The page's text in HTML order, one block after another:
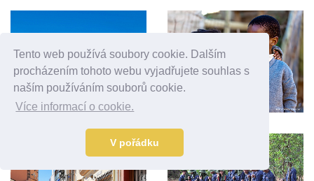
Tento web používá soubory cookie. Dalším
procházením tohoto webu vyjadřujete souhlas s
naším používáním souborů cookie.
Více informací o cookie.
V pořádku